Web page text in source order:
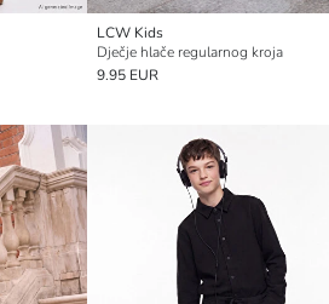
LCW Kids
Dječje hlače regularnog kroja
9.95 EUR